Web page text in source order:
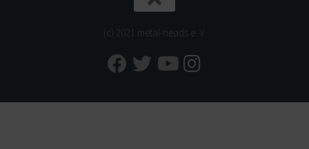
(c) 2021 metal-heads e. V.